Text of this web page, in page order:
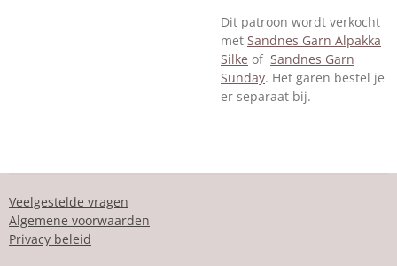
Dit patroon wordt verkocht
met Sandnes Garn Alpakka
Silke of Sandnes Garn
Sunday. Het garen bestel je
er separaat bij.
Veelgestelde vragen
Algemene voorwaarden
Privacy beleid